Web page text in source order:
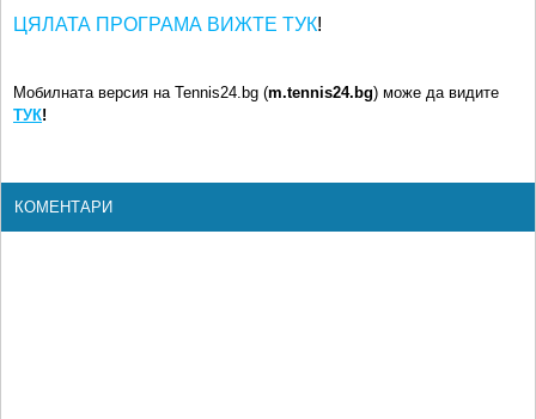
ЦЯЛАТА ПРОГРАМА ВИЖТЕ ТУК!
Мобилната версия на Tennis24.bg (m.tennis24.bg) може да видите
ТУК!
КОМЕНТАРИ